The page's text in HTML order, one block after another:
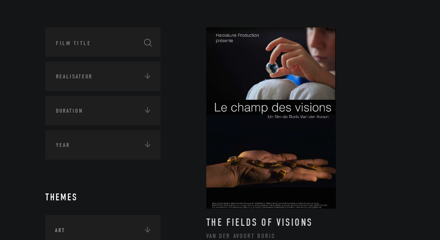
THEMES
ART
THE FIELDS OF VISIONS
VAN DER AVOORT BORIS